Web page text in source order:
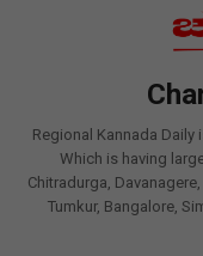
Regional Kannada Daily
Which is having
Chitradurga,
Tumkur, Bangalore,